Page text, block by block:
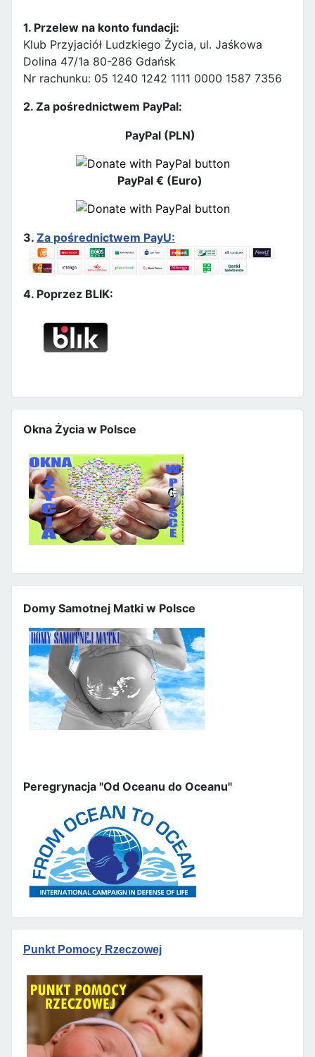
1. Przelew na konto fundacji:
Klub Przyjaciół Ludzkiego Życia, ul. Jaśkowa
Dolina 47/1a 80-286 Gdańsk
Nr rachunku: 05 1240 1242 1111 0000 1587 7356
2. Za pośrednictwem PayPal:
PayPal (PLN)
PayPal € (Euro)
3. Za pośrednictwem PayU:
4. Poprzez BLIK:
Okna Życia w Polsce
Domy Samotnej Matki w Polsce
Peregrynacja "Od Oceanu do Oceanu"
Punkt Pomocy Rzeczowej